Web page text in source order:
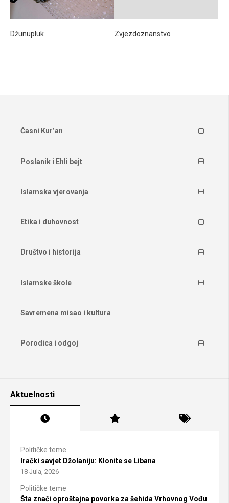
Džunupluk Zvjezdoznanstvo
Časni Kur’an
Poslanik i Ehli bejt
Islamska vjerovanja
Etika i duhovnost
Društvo i historija
Islamske škole
Savremena misao i kultura
Porodica i odgoj
Aktuelnosti
Političke teme
Irački savjet Džolaniju: Klonite se Libana
18 Jula, 2026
Političke teme
Šta znači oproštajna povorka za šehida Vrhovnog Vođu